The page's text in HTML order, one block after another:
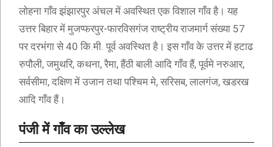
लोहना गाँव झंझारपुर अंचल में अवस्थित एक विशाल गाँव है। यह
उत्तर बिहार में मुजप्फरपुर-फारविसगंज राष्ट्रीय राजमार्ग संख्या 57
पर दरभंगा से 40 कि.मी. पूर्व अवस्थित है। इस गाँव के उत्तर में हटाढ
रुपौली, जमुथरि, कथना, रैमा, हैंठी बाली आदि गाँव हैं, पूर्वमे नरुआर,
सर्वसीमा, दक्षिण में उजान तथा पश्चिम मे, सरिसब, लालगंज, खडरख
आदि गाँव हैं।
पंजी में गाँव का उल्लेख